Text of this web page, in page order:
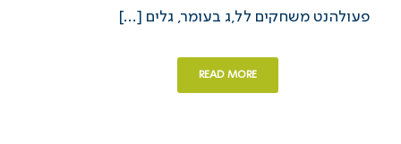
פעולהנט משחקים לל,ג בעומר, גלים [...]
READ MORE